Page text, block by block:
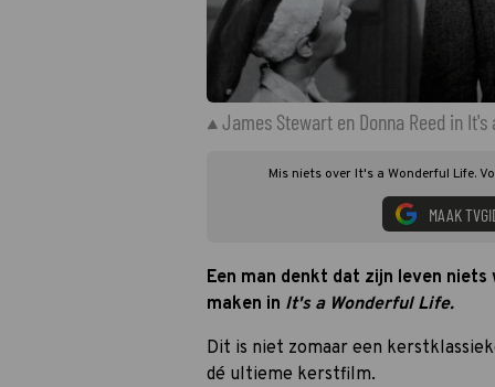
James Stewart en Donna Reed in
Mis niets over It's a Wonderful Life.
MAAK
Een man denkt dat zijn leven niets
maken in It's a Wonderful Life.
Dit is niet zomaar een
dé ultieme kerstfilm.